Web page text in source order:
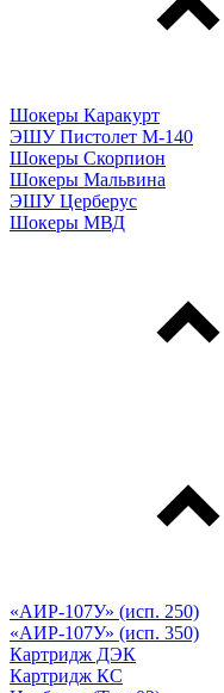
Шокеры Каракурт
ЭШУ Пистолет М-140
Шокеры Скорпион
Шокеры Мальвина
ЭШУ Церберус
Шокеры МВД
«АИР-107У» (исп. 250)
«АИР-107У» (исп. 350)
Картридж ДЭК
Картридж КС